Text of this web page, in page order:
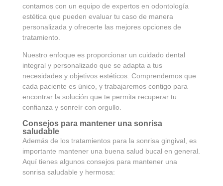
contamos con un equipo de expertos en odontología
estética que pueden evaluar tu caso de manera
personalizada y ofrecerte las mejores opciones de
tratamiento.
Nuestro enfoque es proporcionar un cuidado dental
integral y personalizado que se adapta a tus
necesidades y objetivos estéticos. Comprendemos que
cada paciente es único, y trabajaremos contigo para
encontrar la solución que te permita recuperar tu
confianza y sonreír con orgullo.
Consejos para mantener una sonrisa
saludable
Además de los tratamientos para la sonrisa gingival, es
importante mantener una buena salud bucal en general.
Aquí tienes algunos consejos para mantener una
sonrisa saludable y hermosa: